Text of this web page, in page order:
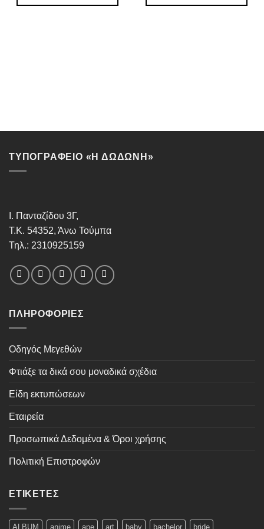
ΤΥΠΟΓΡΑΦΕΙΟ «Η ΔΩΔΩΝΗ»
Ι. Πανταζίδου 3Γ,
Τ.Κ. 54352, Άνω Τούμπα
Τηλ.: 2310925159
ΠΛΗΡΟΦΟΡΊΕΣ
Οδηγός Μεγεθών
Φτιάξε τα δικά σου μοναδικά σχέδια
Είδη εκτυπώσεων
Εταιρεία
Προσωπικά Δεδομένα & Όροι χρήσης
Πολιτική Επιστροφών
ΕΤΙΚΈΤΕΣ
ALBUM anime ape art baby bachelor bride